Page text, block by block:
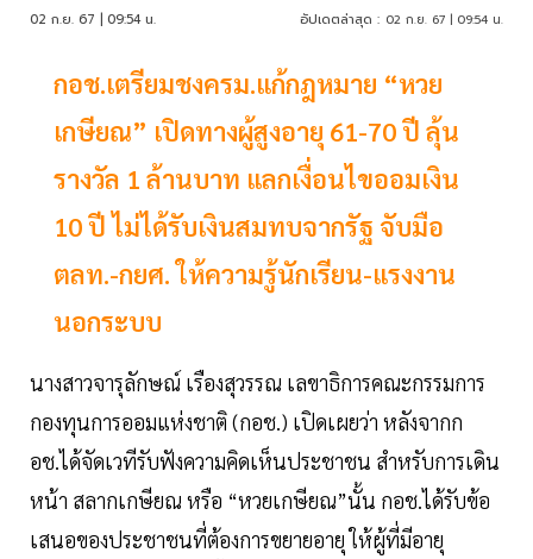
02 ก.ย. 67 | 09:54 น. อัปเดตล่าสุด : 02 ก.ย. 67 | 09:54 น.
กอช.เตรียมชงครม.แก้กฎหมาย “หวย
เกษียณ” เปิดทางผู้สูงอายุ 61-70 ปี ลุ้น
รางวัล 1 ล้านบาท แลกเงื่อนไขออมเงิน
10 ปี ไม่ได้รับเงินสมทบจากรัฐ จับมือ
ตลท.-กยศ. ให้ความรู้นักเรียน-แรงงาน
นอกระบบ
นางสาวจารุลักษณ์ เรืองสุวรรณ เลขาธิการคณะกรรมการ
กองทุนการออมแห่งชาติ (กอช.) เปิดเผยว่า หลังจากก
อช.ได้จัดเวทีรับฟังความคิดเห็นประชาชน สำหรับการเดิน
หน้า สลากเกษียณ หรือ “หวยเกษียณ”นั้น กอช.ได้รับข้อ
เสนอของประชาชนที่ต้องการขยายอายุ ให้ผู้ที่มีอายุ